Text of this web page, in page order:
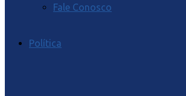
Fale Conosco
Política